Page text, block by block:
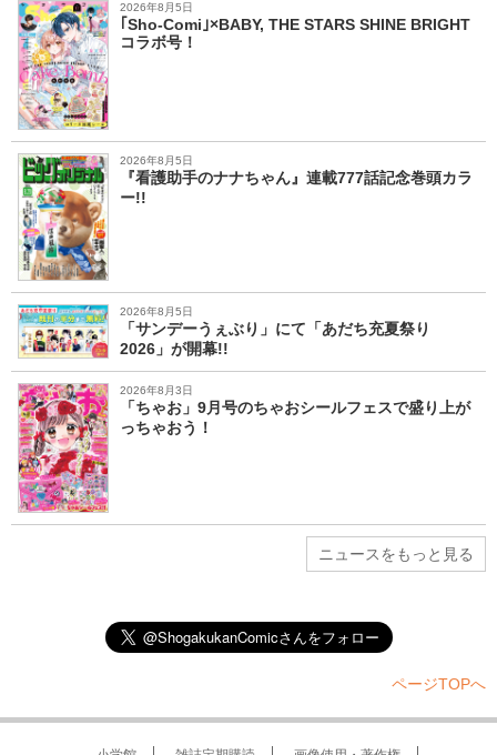
2026年8月5日
｢Sho-Comi｣×BABY, THE STARS SHINE BRIGHT
コラボ号！
2026年8月5日
『看護助手のナナちゃん』連載777話記念巻頭カラ
ー!!
2026年8月5日
「サンデーうぇぶり」にて「あだち充夏祭り
2026」が開幕!!
2026年8月3日
「ちゃお」9月号のちゃおシールフェスで盛り上が
っちゃおう！
ニュースをもっと見る
ページTOPへ